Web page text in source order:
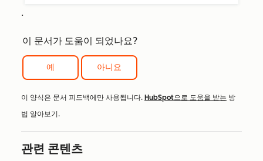
.
이 문서가 도움이 되었나요?
예 아니요
이 양식은 문서 피드백에만 사용됩니다. HubSpot으로 도움을 받는 방
법 알아보기.
관련 콘텐츠